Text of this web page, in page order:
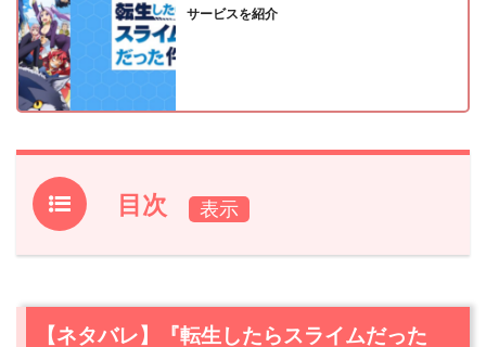
サービスを紹介
目次
1.【ネタバレ】『転生したらスライムだった件』第24話
1.2 原初の悪魔
【ネタバレ】『転生したらスライムだった